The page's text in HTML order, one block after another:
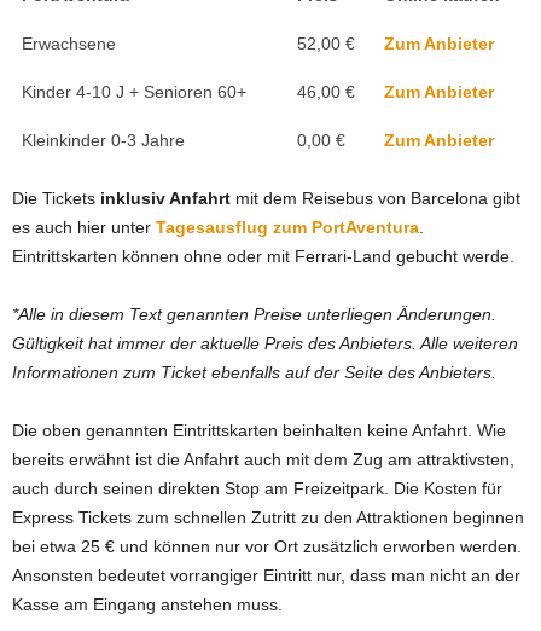
Erwachsene 52,00 € Zum Anbieter
Kinder 4-10 J + Senioren 60+ 46,00 € Zum Anbieter
Kleinkinder 0-3 Jahre 0,00 € Zum Anbieter
Die Tickets inklusiv Anfahrt mit dem Reisebus von Barcelona gibt
es auch hier unter Tagesausflug zum PortAventura
Eintrittskarten können ohne oder mit Ferrari-Land gebucht werde.
*Alle in diesem Text genannten Preise unterliegen Änderungen.
Gültigkeit hat immer der aktuelle Preis des Anbieters. Alle weiteren
Informationen zum Ticket ebenfalls auf der Seite des Anbieters.
Die oben genannten Eintrittskarten beinhalten keine Anfahrt. Wie
bereits erwähnt ist die Anfahrt auch mit dem Zug am attraktivsten,
auch durch seinen direkten Stop am Freizeitpark. Die Kosten für
Express Tickets zum schnellen Zutritt zu den Attraktionen beginnen
bei etwa 25 € und können nur vor Ort zusätzlich erworben werden.
Ansonsten bedeutet vorrangiger Eintritt nur, dass man nicht an der
Kasse am Eingang anstehen muss.